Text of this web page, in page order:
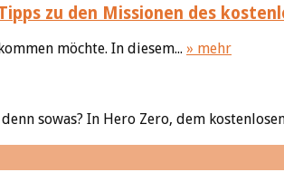
zu den Missionen des
möchte. In diesem... » mehr
sowas? In Hero Zero, dem